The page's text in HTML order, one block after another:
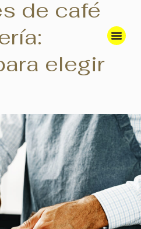
de café
elegir